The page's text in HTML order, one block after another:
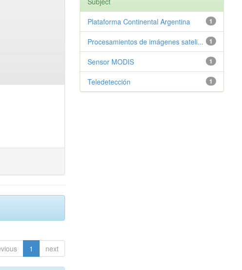
1 next
1
Plataforma Continental Argentina
1
Procesamientos de imágenes sateli...
1
Sensor MODIS
1
Teledetección